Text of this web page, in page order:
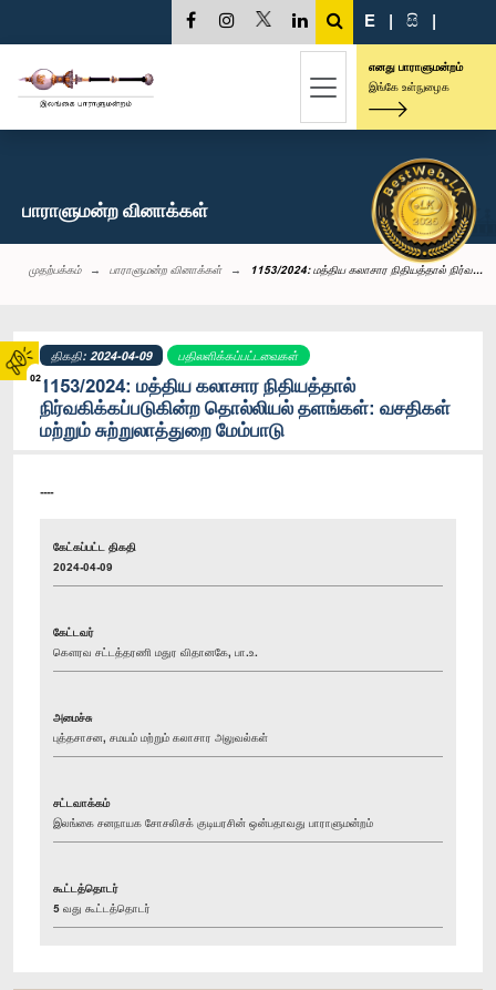
02
E | සි |
எனது பாராளுமன்றம்
இங்கே உள்நுழைக
பாராளுமன்ற வினாக்கள்
முதற்பக்கம் பாராளுமன்ற வினாக்கள் 1153/2024: மத்திய கலாசார நிதியத்தால் நிர்வ...
திகதி: 2024-04-09 பதிலளிக்கப்பட்டவைகள்
1153/2024: மத்திய கலாசார நிதியத்தால்
நிர்வகிக்கப்படுகின்ற தொல்லியல் தளங்கள்: வசதிகள்
மற்றும் சுற்றுலாத்துறை மேம்பாடு
----
கேட்கப்பட்ட திகதி
2024-04-09
கேட்டவர்
கௌரவ சட்டத்தரணி மதுர விதானகே, பா.உ.
அமைச்சு
புத்தசாசன, சமயம் மற்றும் கலாசார அலுவல்கள்
சட்டவாக்கம்
இலங்கை சனநாயக சோசலிசக் குடியரசின் ஒன்பதாவது பாராளுமன்றம்
கூட்டத்தொடர்
5 வது கூட்டத்தொடர்